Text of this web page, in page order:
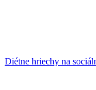
Diétne hriechy na